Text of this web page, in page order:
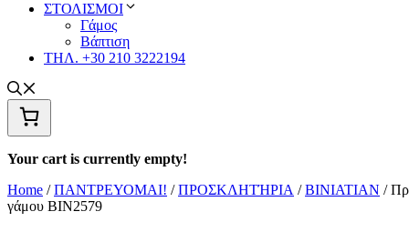
ΣΤΟΛΙΣΜΟΙ
Γάμος
Βάπτιση
ΤΗΛ. +30 210 3222194
Your cart is currently empty!
Home /ΠΑΝΤΡΕΥΟΜΑΙ! /ΠΡΟΣΚΛΗΤΉΡΙΑ /BINIATIAN /
γάμου ΒΙΝ2579